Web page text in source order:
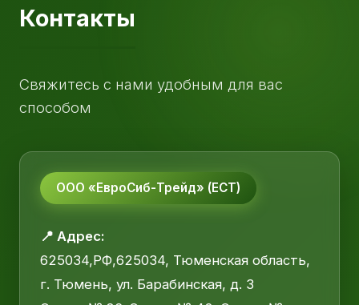
Контакты
Свяжитесь с нами удобным для вас
способом
ООО «ЕвроСиб-Трейд» (ЕСТ)
📍 Адрес:
625034,РФ,625034, Тюменская область,
г. Тюмень, ул. Барабинская, д. 3